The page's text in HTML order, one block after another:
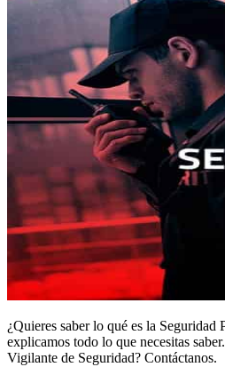
¿Quieres saber lo qué es la Seguridad
explicamos todo lo que necesitas
Vigilante de Seguridad? Contáctanos.